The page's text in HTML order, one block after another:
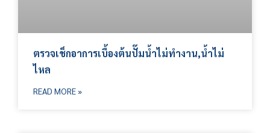
ตรวจเช็กอาการเบื้องต้นปั๊มน้ำไม่ทำงาน,น้ำไม่
ไหล
READ MORE »